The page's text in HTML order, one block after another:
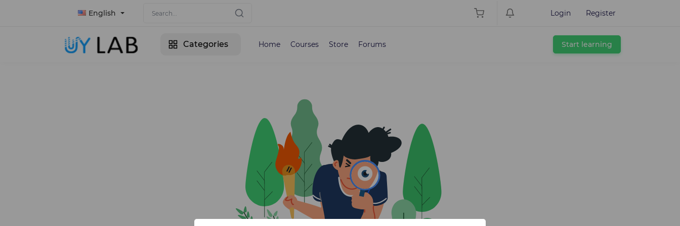
English Login Register
Categories Home Courses Store Forums Start learning